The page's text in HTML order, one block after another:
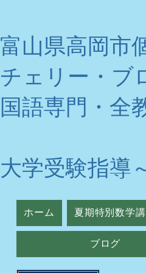
富山県高岡市
チェリー・ブ
国語専門・全
大学受験指導
ホーム 夏期特別数学
ブログ